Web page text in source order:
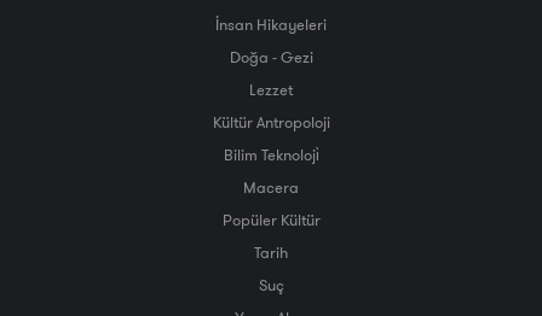
İnsan Hikayeleri
Doğa - Gezi
Lezzet
Kültür Antropoloji
Bilim Teknoloji̇
Macera
Popüler Kültür
Tarih
Suç